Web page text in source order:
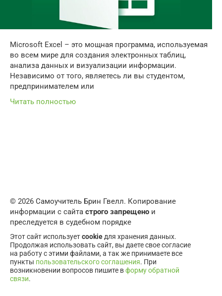
Microsoft Excel – это мощная программа, используемая
во всем мире для создания электронных таблиц,
анализа данных и визуализации информации.
Независимо от того, являетесь ли вы студентом,
предпринимателем или
Читать полностью
© 2026 Самоучитель Брин Гвелл. Копирование
информации с сайта строго запрещено и
преследуется в судебном порядке
Этот сайт используетcookie для хранения данных.
Продолжая использовать сайт, вы даете свое согласие
на работу с этими файлами, а так же принимаете все
пункты пользовательского соглашения. При
возникновении вопросов пишите вформу обратной
связи.